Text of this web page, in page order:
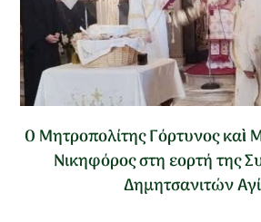
Ο Μητροπολίτης Γόρτυνος καὶ
Νικηφόρος στη εορτή της
Δημητσανιτών